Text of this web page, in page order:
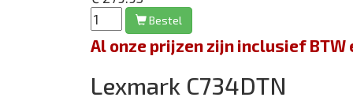
Bestel
Al onze prijzen zijn inclusief
Lexmark C734DTN